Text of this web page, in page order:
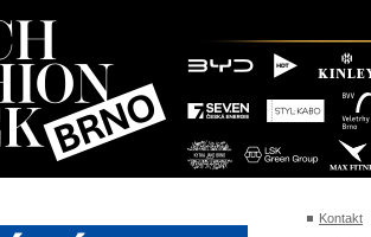
Kontakt